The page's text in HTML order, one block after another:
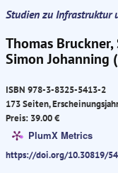
Studien zu Infrastruktur
Thomas
Simon Johanning
ISBN 978-3-8325-5413-2
173 Seiten,
Preis: 39.00 €
PlumX Metrics
https://doi.org/10.30819/